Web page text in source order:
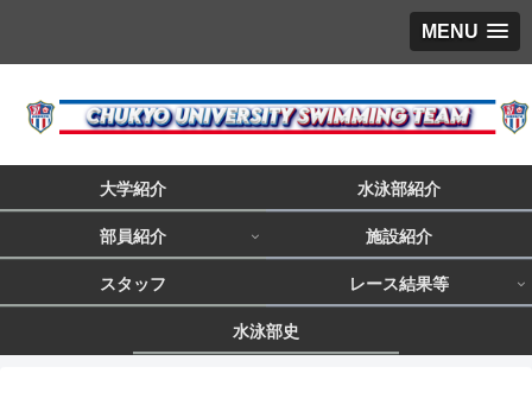
MENU
大学紹介 水泳部紹介
部員紹介 施設紹介
スタッフ レース結果等
水泳部史